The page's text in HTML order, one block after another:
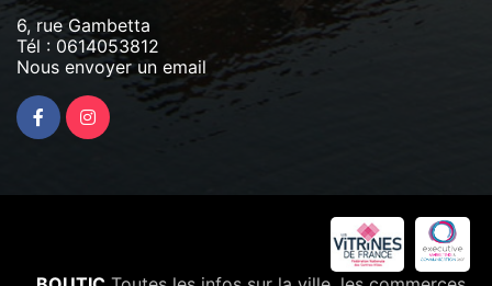
6, rue Gambetta
Tél : 0614053812
Nous envoyer un email